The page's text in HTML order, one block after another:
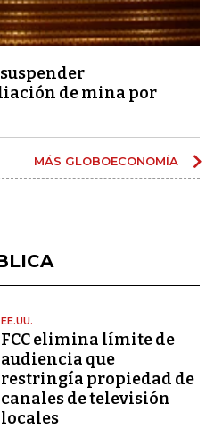
de mina por
MÁS GLOBOECONOMÍA
EE.UU.
FCC elimina límite de
audiencia que
restringía propiedad de
canales de televisión
locales